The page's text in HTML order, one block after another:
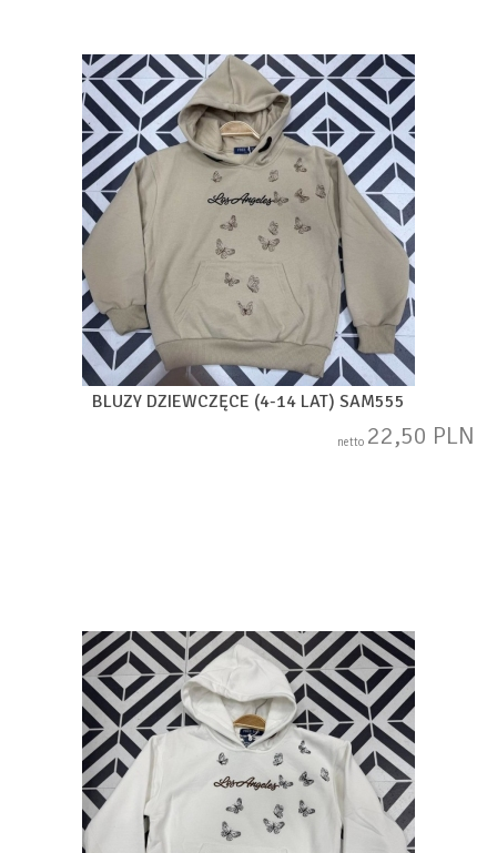
BLUZY DZIEWCZĘCE (4-14 LAT) SAM555
netto 22,50 PLN